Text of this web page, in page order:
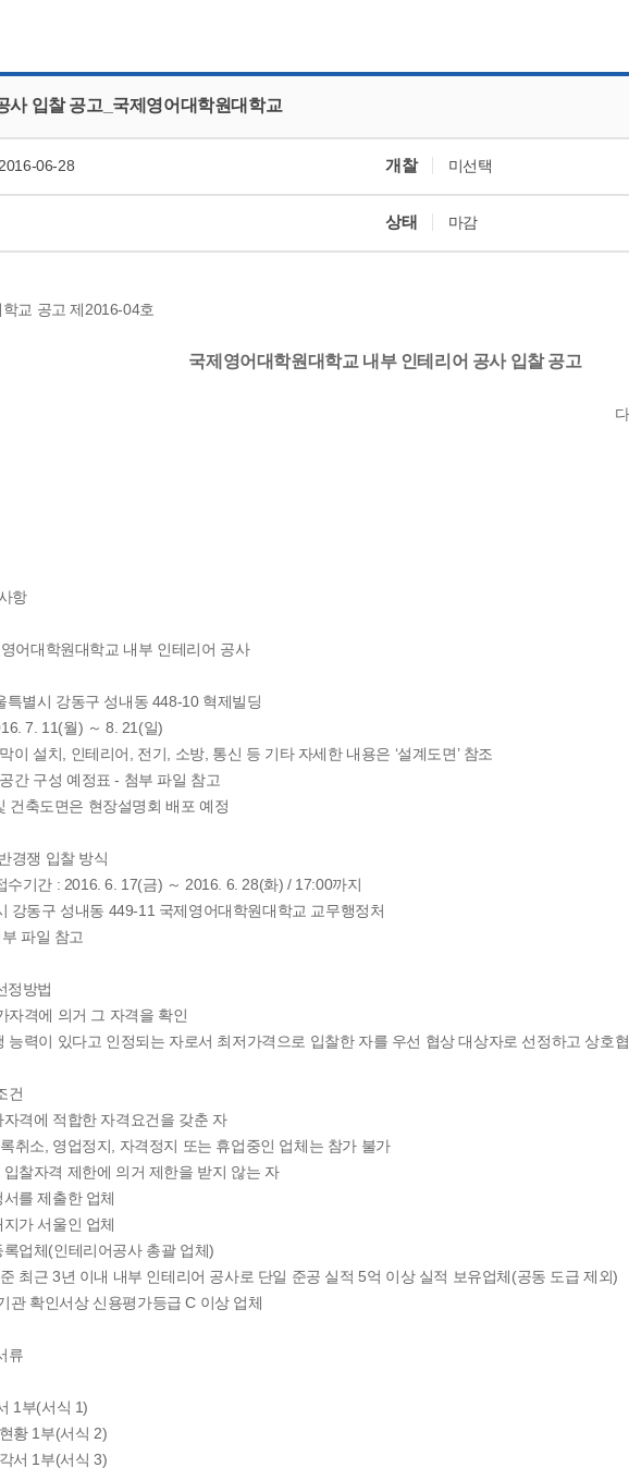
사 입찰 공고_국제영어대학원대학교
2016-06-28 개찰 미선택
상태 마감
교 공고 제2016-04호
국제영어대학원대학교 내부 인테리어 공사 입찰 공고
항
어대학원대학교 내부 인테리어 공사
별시 강동구 성내동 448-10 혁제빌딩
7. 11(월) ～ 8. 21(일)
이 설치, 인테리어, 전기, 소방, 통신 등 기타 자세한 내용은 ‘설계도면’ 참조
간 구성 예정표 - 첨부 파일 참고
축도면은 현장설명회 배포 예정
경쟁 입찰 방식
수기간 : 2016. 6. 17(금) ～ 2016. 6. 28(화) / 17:00까지
강동구 성내동 449-11 국제영어대학원대학교 교무행정처
파일 참고
정방법
자격에 의거 그 자격을 확인
능력이 있다고 인정되는 자로서 최저가격으로 입찰한 자를 우선 협상 대상자로 선정하고 상호
건
격에 적합한 자격요건을 갖춘 자
취소, 영업정지, 자격정지 또는 휴업중인 업체는 참가 불가
찰자격 제한에 의거 제한을 받지 않는 자
를 제출한 업체
가 서울인 업체
업체(인테리어공사 총괄 업체)
최근 3년 이내 내부 인테리어 공사로 단일 준공 실적 5억 이상 실적 보유업체(공동 도급 제외)
관 확인서상 신용평가등급 C 이상 업체
류
1부(서식 1)
황 1부(서식 2)
서 1부(서식 3)